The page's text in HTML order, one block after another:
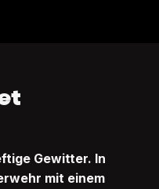
Gewitter. In
mit einem